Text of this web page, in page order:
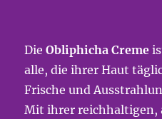
DieObliphicha Creme
alle, die ihrer Haut
Frische und
Mit ihrer reichhaltigen,